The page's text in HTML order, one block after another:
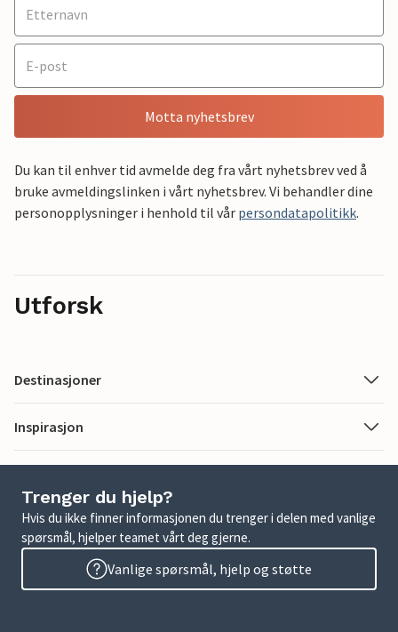
Motta nyhetsbrev
Du kan til enhver tid avmelde deg fra vårt nyhetsbrev ved å
bruke avmeldingslinken i vårt nyhetsbrev. Vi behandler dine
personopplysninger i henhold til vår persondatapolitikk.
Utforsk
Destinasjoner
Inspirasjon
Trenger du hjelp?
Hvis du ikke finner informasjonen du trenger i delen med vanlige
spørsmål, hjelper teamet vårt deg gjerne.
Vanlige spørsmål, hjelp og støtte